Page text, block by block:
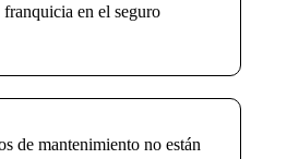
en el seguro
de mantenimiento no están